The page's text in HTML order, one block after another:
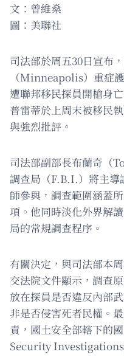
文：曾維燊
圖：美聯社
司法部於周五30日宣布
（Minneapolis）重症
遭聯邦移民探員開槍身
普雷蒂於上周末被移民
與強烈批評。
司法部副部長布蘭奇（
調查局（F.B.I.）將主導
師參與，調查範圍涵蓋
項。他同時淡化外界解
局的常規調查程序。
有關決定，與司法部本
交法院文件顯示，調查
放在探員是否違反內部
非是否侵害死者民權。
責，國土安全部轄下的
Security